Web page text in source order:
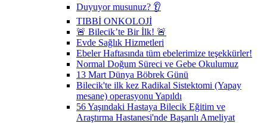
Duyuyor musunuz? 👂
TIBBİ ONKOLOJİ
🚨 Bilecik’te Bir İlk! 🚨
Evde Sağlık Hizmetleri
Ebeler Haftasında tüm ebelerimize teşekkürler!
Normal Doğum Süreci ve Gebe Okulumuz
13 Mart Dünya Böbrek Günü
Bilecik'te ilk kez Radikal Sistektomi (Yapay
mesane) operasyonu Yapıldı
56 Yaşındaki Hastaya Bilecik Eğitim ve
Araştırma Hastanesi'nde Başarılı Ameliyat